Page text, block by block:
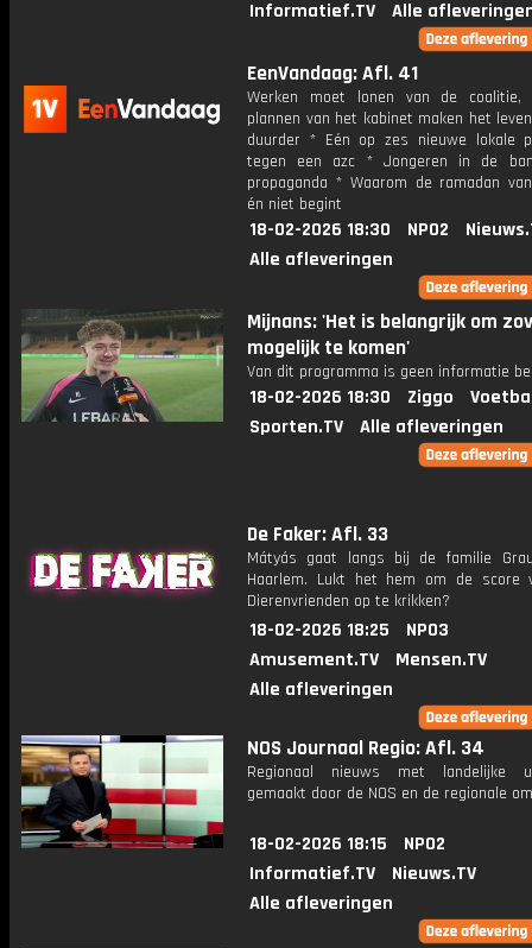
Informatief.TV
Alle
EenVandaag: Afl. 41
Werken moet lonen van de coalitie,
plannen van het kabinet maken het
duurder * Eén op zes nieuwe lokale
tegen een azc * Jongeren in de
propaganda * Waarom de ramadan
én niet begint
18-02-2026 18:30 NPO2
Alle afleveringen
Mijnans: 'Het is belangrijk om
mogelijk te komen'
Van dit programma is geen informatie
18-02-2026 18:30 Ziggo
Sporten.TV
Alle afleveringen
De Faker: Afl. 33
Mátyás gaat langs bij de familie
Haarlem. Lukt het hem om de score
Dierenvrienden op te krikken?
18-02-2026 18:25
NPO3
Amusement.TV
Mensen.TV
Alle afleveringen
NOS Journaal Regio: Afl. 34
Regionaal nieuws met landelijke
gemaakt door de NOS en de regionale
18-02-2026 18:15
NPO2
Informatief.TV
Nieuws.TV
Alle afleveringen